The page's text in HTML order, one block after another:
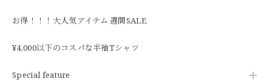
お得！！！大人気アイテム 週間SALE
¥4,000以下のコスパな半袖Tシャツ
Special feature